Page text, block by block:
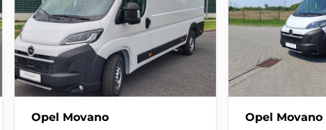
Opel Movano Opel Movano